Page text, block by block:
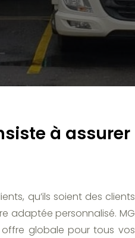
à assurer
qu’ils soient des clients
adaptée personnalisé. MG
globale pour tous vos